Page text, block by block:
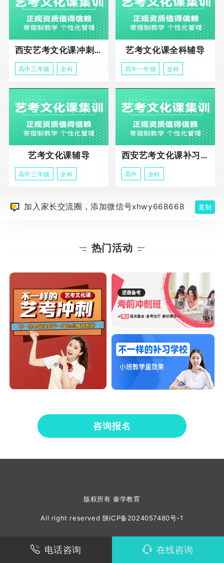
西安艺考文化课冲刺班
高中三年级 全科
艺考文化课全科辅导
高中一年级 全科
艺考文化课辅导
高中三年级 全科
西安艺考文化课补习学校
高中 全科
加入家长交流圈，添加微信号xhwy668668 复制
热门活动
咨询报名
版权所有 秦学教育
All right reserved 陕ICP备2024057480号-1
电话咨询 在线咨询